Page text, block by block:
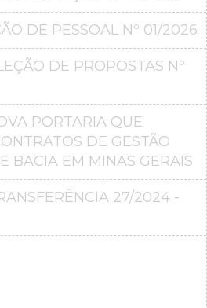
DE PESSOAL Nº 01/2026
DE PROPOSTAS Nº
PORTARIA QUE
DE GESTÃO
BACIA EM MINAS GERAIS
27/2024 -